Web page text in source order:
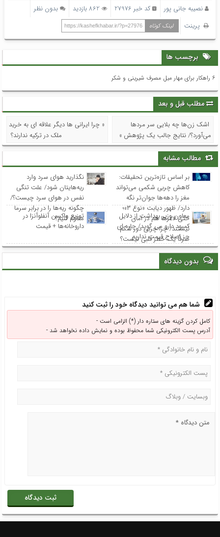
نصیبه جانی پور کد خبر 27976 862 بازدید
بدون نظر
پرینت
لینک کوتاه https://kashefkhabar.ir/?p=27976
برچسب ها
۶ راهکار برای مهار میل مصرف شیرینی و شکر
مطلب قبل و بعد
اشک زن‌ها چه بلایی سر مردها
می‌آورد؟/ نتایج جالب یک پژوهش »
« چرا ایرانی ها دیگر علاقه ای به خرید
ملک در ترکیه ندارند؟
مطالب مشابه
بر اساس تازه‌ترین تحقیقات:
کاهش چربی شکمی می‌تواند
مغز را دهه‌ها جوان‌تر نگه
دارد/ ظهور دیابت «نوع ۳»؛
حتی لاغرها هم در امان
نیستند/ چرا چربی دور شکم
صرفاً یک خطر قلبی نیست؟
نگذارید هوای سرد وارد
ریه‌هایتان شود/ علت تنگی
نفس در هوای سرد چیست؟/
چگونه ریه‌ها را در برابر سرما
مقاوم کنیم؟
معاون وزیر بهداشت از دلایل
کمبود دارو می گوید/ چاره ای
جز اصلاح قیمت نداریم
توزیع واکسن‌ آنفلوآنزا در
داروخانه‌ها + قیمت
بدون دیدگاه
شما هم می توانید دیدگاه خود را ثبت کنید
کامل کردن گزینه های ستاره دار (*) الزامی است -
آدرس پست الکترونیکی شما محفوظ بوده و نمایش داده نخواهد شد -